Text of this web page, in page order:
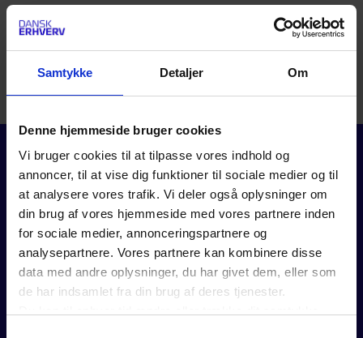
Samtykke Detaljer Om
Denne hjemmeside bruger cookies
Vi bruger cookies til at tilpasse vores indhold og
annoncer, til at vise dig funktioner til sociale medier og til
at analysere vores trafik. Vi deler også oplysninger om
din brug af vores hjemmeside med vores partnere inden
for sociale medier, annonceringspartnere og
analysepartnere. Vores partnere kan kombinere disse
data med andre oplysninger, du har givet dem, eller som
de har indsamlet fra din brug af deres tjenester.
LOG IND
Det er kun medlemmer af Dansk Erhverv, der har
adgang til vores artikler og værktøjer.
FOR MEDLEMMER
Rådgivning
Værktøjer